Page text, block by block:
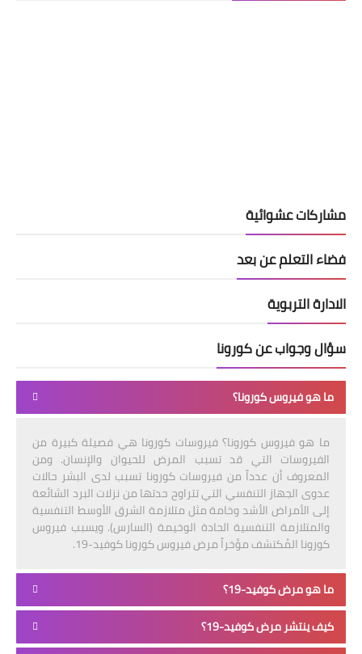
مشاركات عشوائية
فضاء التعلم عن بعد
الادارة التربوية
سؤال وجواب عن كورونا
ما هو فيروس كورونا؟
ما هو فيروس كورونا؟ فيروسات كورونا هي فصيلة كبيرة من
الفيروسات التي قد تسبب المرض للحيوان والإنسان. ومن
المعروف أن عدداً من فيروسات كورونا تسبب لدى البشر حالات
عدوى الجهاز التنفسي التي تتراوح حدتها من نزلات البرد الشائعة
إلى الأمراض الأشد وخامة مثل متلازمة الشرق الأوسط التنفسية
والمتلازمة التنفسية الحادة الوخيمة (السارس). ويسبب فيروس
كورونا المُكتشف مؤخراً مرض فيروس كورونا كوفيد-19.
ما هو مرض كوفيد-19؟
كيف ينتشر مرض كوفيد-19؟